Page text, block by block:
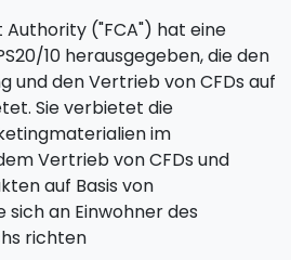
Authority ("FCA") hat eine
10 herausgegeben, die den
und den Vertrieb von CFDs auf
Sie verbietet die
im
Vertrieb von CFDs und
auf Basis von
an Einwohner des
richten